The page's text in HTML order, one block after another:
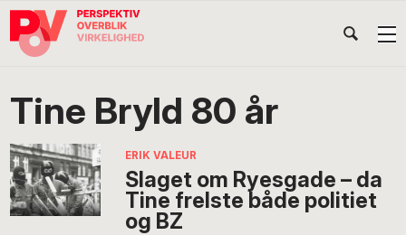
Gå
direkte
navigation
Skip
indhold
Gå
direkte
POV
International
Tine Bryld 80 år
ERIK VALEUR
Slaget om Ryesgade – da
Tine frelste både politiet
og BZ